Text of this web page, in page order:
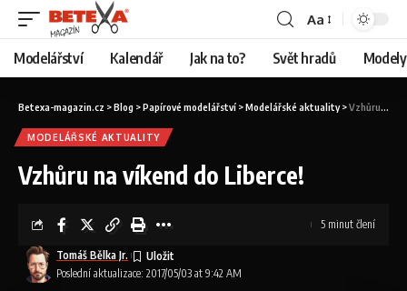
Aa
Modelářství Kalendář Jak na to? Svět hradů
Betexa-magazin.cz >Blog >Papírové modelářství >Modelářské aktuality>Vzhůru na víkend do Liberce!
MODELÁŘSKÉ AKTUALITY
Vzhůru na víkend do Liberce!
Poslední aktualizace: 2017/05/03 at 9:42 AM
Tomáš Bělka Jr.
5 minut člení